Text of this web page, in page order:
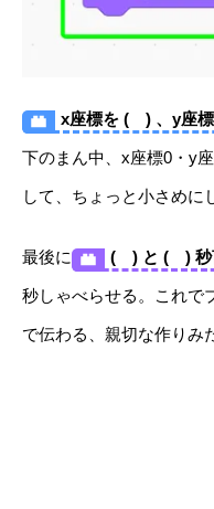
x座標を ( ) 、y座
下のまん中、x座標0・y
して、ちょっと小さめに
最後に ( ) と ( ) 秒
秒しゃべらせる。これで
で伝わる、親切な作りみ